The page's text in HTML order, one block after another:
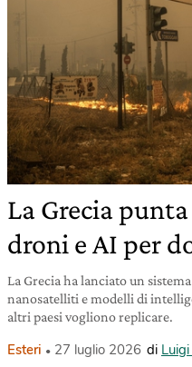
La Grecia
droni e AI per
La Grecia ha lanciato un
nanosatelliti e modelli di
altri paesi vogliono replicare.
Esteri 27 luglio 2026 di